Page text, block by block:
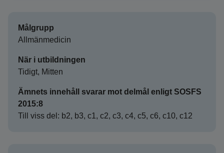
Målgrupp
Allmänmedicin
När i utbildningen
Tidigt, Mitten
Ämnets innehåll svarar mot delmål enligt SOSFS
2015:8
Till viss del: b2, b3, c1, c2, c3, c4, c5, c6, c10, c12